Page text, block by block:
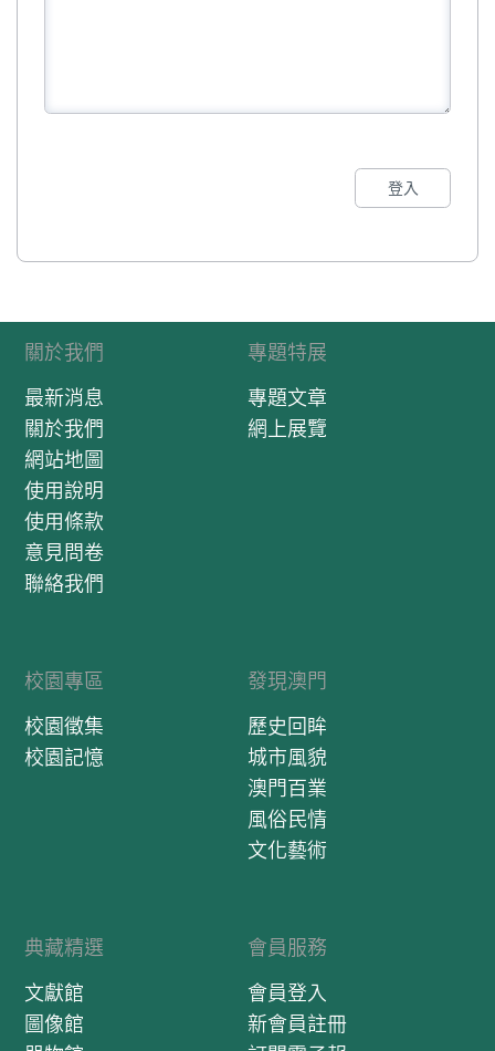
登入
關於我們
最新消息
關於我們
網站地圖
使用說明
使用條款
意見問卷
聯絡我們
專題特展
專題文章
網上展覽
校園專區
校園徵集
校園記憶
發現澳門
歷史回眸
城市風貌
澳門百業
風俗民情
文化藝術
典藏精選
文獻館
圖像館
會員服務
會員登入
新會員註冊